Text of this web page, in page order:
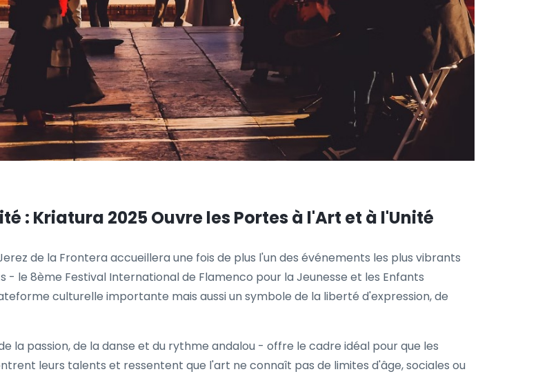
: Kriatura 2025 Ouvre les Portes à l'Art et à l'Unité
de la Frontera accueillera une fois de plus l'un des événements les plus vibrants
le 8ème Festival International de Flamenco pour la Jeunesse et les Enfants
culturelle importante mais aussi un symbole de la liberté d'expression, de
la passion, de la danse et du rythme andalou - offre le cadre idéal pour que les
leurs talents et ressentent que l'art ne connaît pas de limites d'âge, sociales ou